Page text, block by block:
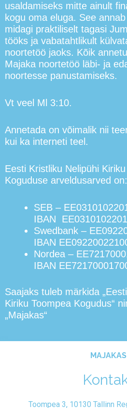
usaldamiseks mitte ainult
kogu oma eluga. See
midagi praktiliselt tagasi
tööks ja vabatahtlikult
noortetöö jaoks. Kõik
Majaka noortetöö läbi- ja
noortesse panustamiseks.
Vt veel Ml 3:10.
Annetada on võimalik nii
kui ka interneti teel.
Eesti Kristliku Nelipühi
Koguduse arveldusarved on:
SEB –
IBAN
Swedbank –
IBAN
Nordea –
IBAN
Saajaks tuleb märkida
Kiriku Toompea Kogudus“
„Majakas“
MAJAKAS
Toompea 3, 10130 Tallinn